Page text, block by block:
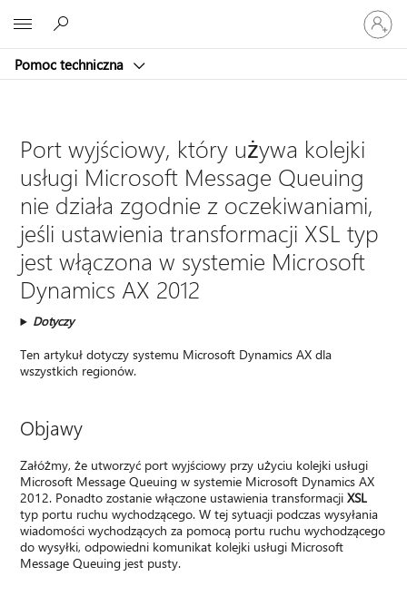
Pomoc techniczna
Zaloguj
się
do
konta
Port wyjściowy, który używa kolejki
usługi Microsoft Message Queuing
nie działa zgodnie z oczekiwaniami,
jeśli ustawienia transformacji XSL typ
jest włączona w systemie Microsoft
Dynamics AX 2012
Dotyczy
Ten artykuł dotyczy systemu Microsoft Dynamics AX dla
wszystkich regionów.
Objawy
Załóżmy, że utworzyć port wyjściowy przy użyciu kolejki usługi
Microsoft Message Queuing w systemie Microsoft Dynamics AX
2012. Ponadto zostanie włączone ustawienia transformacjiXSL
typ portu ruchu wychodzącego. W tej sytuacji podczas wysyłania
wiadomości wychodzących za pomocą portu ruchu wychodzącego
do wysyłki, odpowiedni komunikat kolejki usługi Microsoft
Message Queuing jest pusty.